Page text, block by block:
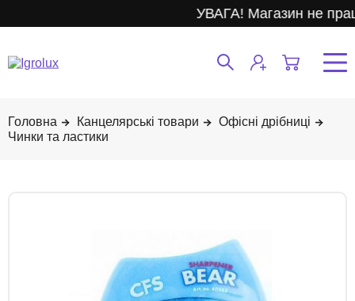
УВАГА! Магазин не
Канцелярські товари
Офісні дрібниці
Чинки та ластики